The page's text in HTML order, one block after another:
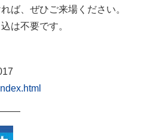
ば、ぜひご来場ください。
は不要です。